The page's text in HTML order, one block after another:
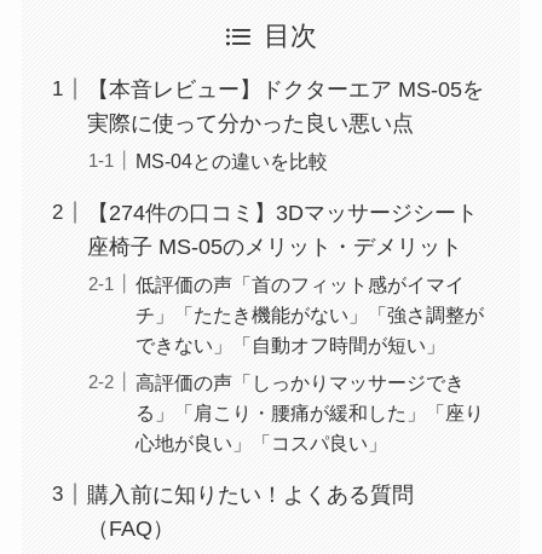
目次
【本音レビュー】ドクターエア MS-05を
実際に使って分かった良い悪い点
MS-04との違いを比較
【274件の口コミ】3Dマッサージシート
座椅子 MS-05のメリット・デメリット
低評価の声「首のフィット感がイマイ
チ」「たたき機能がない」「強さ調整が
できない」「自動オフ時間が短い」
高評価の声「しっかりマッサージでき
る」「肩こり・腰痛が緩和した」「座り
心地が良い」「コスパ良い」
購入前に知りたい！よくある質問
（FAQ）